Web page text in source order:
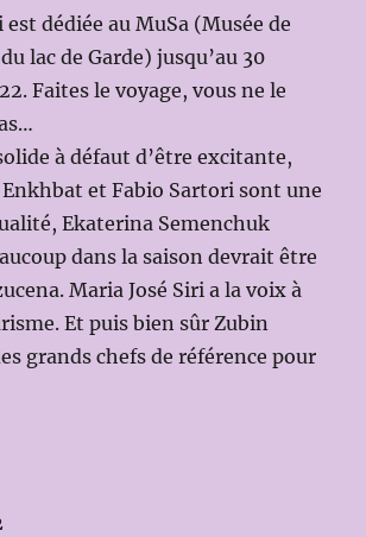
dédiée au MuSa (Musée de
lac de Garde) jusqu’au 30
Faites le voyage, vous ne le
à défaut d’être excitante,
et Fabio Sartori sont une
Ekaterina Semenchuk
dans la saison devrait être
Maria José Siri a la voix à
Et puis bien sûr Zubin
grands chefs de référence pour